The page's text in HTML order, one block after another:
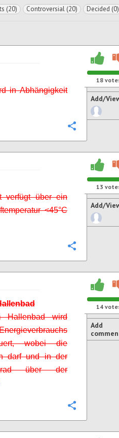
(20) Controversial (20) Decided (0)
in Abhängigkeit
18
Add/
verfügt über ein
<45°C
13
Add/
Hallenbad wird
wobei die
darf und in der
über der
14
Add